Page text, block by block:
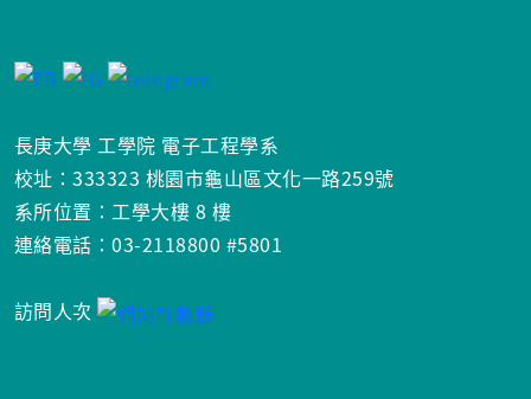
長庚大學 工學院 電子工程學系
校址：333323 桃園市龜山區文化一路259號
系所位置：工學大樓 8 樓
連絡電話：03-2118800 #5801
訪問人次